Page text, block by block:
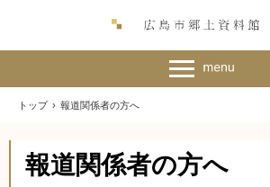
トップ › 報道関係者の方へ
報道関係者の方へ